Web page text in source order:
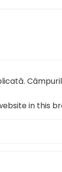
in this